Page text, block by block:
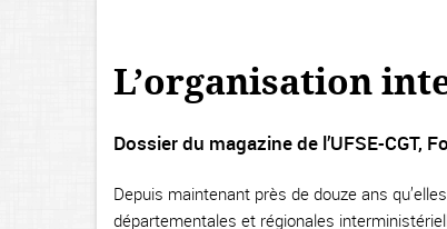
L’organisation
Dossier du magazine de l’UFSE-CGT,
Depuis maintenant près de douze ans
départementales et régionales